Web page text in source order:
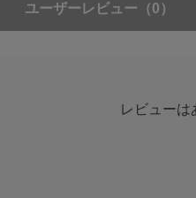
ユーザーレビュー （0）
レビューは